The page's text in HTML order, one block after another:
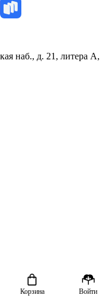
Корзина Войти
наб., д. 21, литера А,